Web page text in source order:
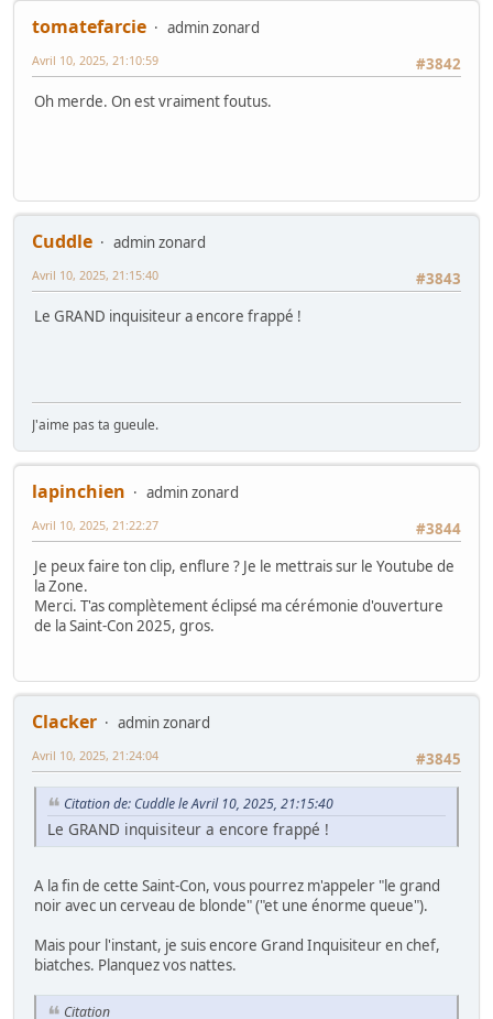
tomatefarcie
admin zonard
#3842
Avril 10, 2025, 21:10:59
Oh merde. On est vraiment foutus.
Cuddle
admin zonard
#3843
Avril 10, 2025, 21:15:40
Le GRAND inquisiteur a encore frappé !
J'aime pas ta gueule.
lapinchien
admin zonard
#3844
Avril 10, 2025, 21:22:27
Je peux faire ton clip, enflure ? Je le mettrais sur le Youtube de
la Zone.
Merci. T'as complètement éclipsé ma cérémonie d'ouverture
de la Saint-Con 2025, gros.
Clacker
admin zonard
#3845
Avril 10, 2025, 21:24:04
Citation de: Cuddle le Avril 10, 2025, 21:15:40
Le GRAND inquisiteur a encore frappé !
A la fin de cette Saint-Con, vous pourrez m'appeler "le grand
noir avec un cerveau de blonde" ("et une énorme queue").
Mais pour l'instant, je suis encore Grand Inquisiteur en chef,
biatches. Planquez vos nattes.
Citation